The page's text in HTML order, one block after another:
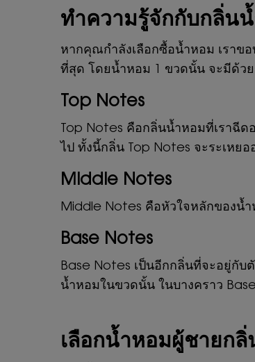
ทำความรู้จักกับกลิ่น
หากคุณกำลังเลือกซื้อน้ำหอม เราข
ที่สุด โดยน้ำหอม 1 ขวดนั้น จะมีด้ว
Top Notes
Top Notes คือกลิ่นน้ำหอมที่เราฉี
ไป ทั้งนี้กลิ่น Top Notes จะระเหย
Middle Notes
Middle Notes คือหัวใจหลักของน้
Base Notes
Base Notes เป็นอีกกลิ่นที่จะอยู่กั
น้ำหอมในขวดนั้น ในบางคราว
เลือกน้ำหอมผู้ชายกลิ่